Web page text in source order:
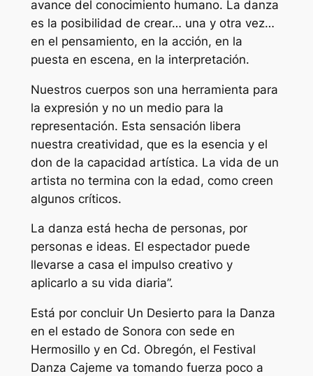
avance del conocimiento humano. La danza
es la posibilidad de crear… una y otra vez…
en el pensamiento, en la acción, en la
puesta en escena, en la interpretación.
Nuestros cuerpos son una herramienta para
la expresión y no un medio para la
representación. Esta sensación libera
nuestra creatividad, que es la esencia y el
don de la capacidad artística. La vida de un
artista no termina con la edad, como creen
algunos críticos.
La danza está hecha de personas, por
personas e ideas. El espectador puede
llevarse a casa el impulso creativo y
aplicarlo a su vida diaria”.
Está por concluir Un Desierto para la Danza
en el estado de Sonora con sede en
Hermosillo y en Cd. Obregón, el Festival
Danza Cajeme va tomando fuerza poco a